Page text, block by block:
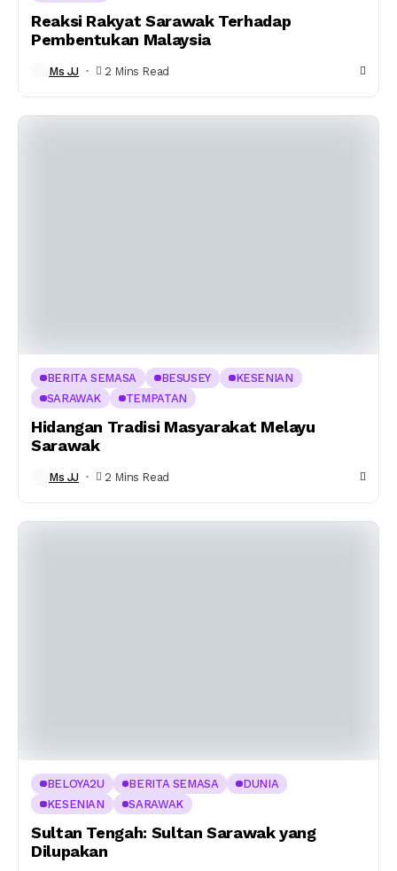
Reaksi Rakyat Sarawak Terhadap
Pembentukan Malaysia
Ms JJ 2 Mins Read
BERITA SEMASA BESUSEY
KESENIAN
SARAWAK
TEMPATAN
Hidangan Tradisi Masyarakat Melayu
Sarawak
Ms JJ 2 Mins Read
BELOYA2U BERITA SEMASA
DUNIA
KESENIAN
SARAWAK
Sultan Tengah: Sultan Sarawak yang
Dilupakan